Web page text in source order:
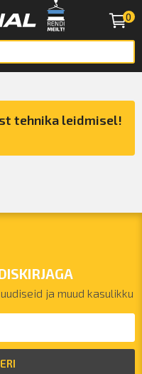
0
tehnika leidmisel!
ja muud kasulikku